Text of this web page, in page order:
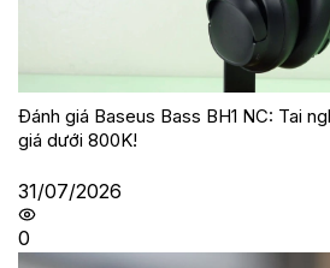
Đánh giá Baseus Bass BH1 NC: Tai
giá dưới 800K!
31/07/2026
0